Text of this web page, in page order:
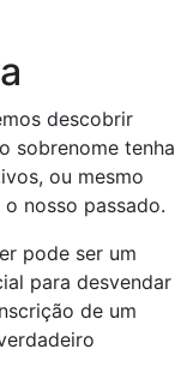
descobrir
sobrenome tenha
ou mesmo
nosso passado.
pode ser um
para desvendar
de um